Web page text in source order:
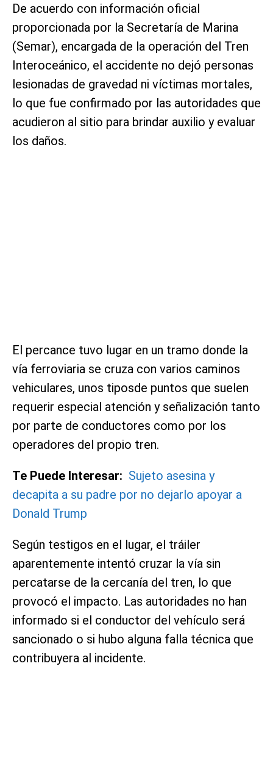
De acuerdo con información oficial
proporcionada por la Secretaría de Marina
(Semar), encargada de la operación del Tren
Interoceánico, el accidente no dejó personas
lesionadas de gravedad ni víctimas mortales,
lo que fue confirmado por las autoridades que
acudieron al sitio para brindar auxilio y evaluar
los daños.
El percance tuvo lugar en un tramo donde la
vía ferroviaria se cruza con varios caminos
vehiculares, unos tiposde puntos que suelen
requerir especial atención y señalización tanto
por parte de conductores como por los
operadores del propio tren.
Te Puede Interesar: Sujeto asesina y
decapita a su padre por no dejarlo apoyar a
Donald Trump
Según testigos en el lugar, el tráiler
aparentemente intentó cruzar la vía sin
percatarse de la cercanía del tren, lo que
provocó el impacto. Las autoridades no han
informado si el conductor del vehículo será
sancionado o si hubo alguna falla técnica que
contribuyera al incidente.